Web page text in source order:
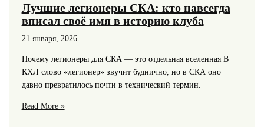
Лучшие легионеры СКА: кто навсегда
вписал своё имя в историю клуба
21 января, 2026
Почему легионеры для СКА — это отдельная вселенная В
КХЛ слово «легионер» звучит буднично, но в СКА оно
давно превратилось почти в технический термин.
Лучшие
Read More »